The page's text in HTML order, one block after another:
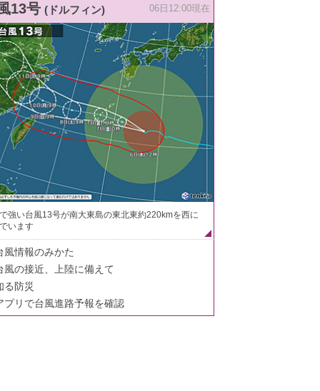
13号 (ドルフィン) 06日12:00現在
強い台風13号が南大東島の東北東約220kmを西に
います
風情報のみかた
風の接近、上陸に備えて
る防災
プリで台風進路予報を確認